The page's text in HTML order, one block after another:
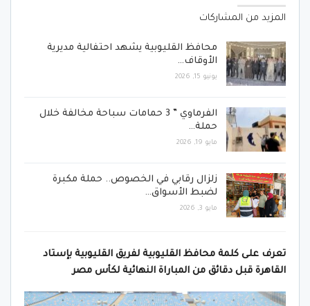
المزيد من المشاركات
محافظ القليوبية يشهد احتفالية مديرية
الأوقاف…
يونيو 15, 2026
الفرماوي ” 3 حمامات سباحة مخالفة خلال
حملة…
مايو 19, 2026
زلزال رقابي في الخصوص.. حملة مكبرة
لضبط الأسواق…
مايو 3, 2026
تعرف على كلمة محافظ القليوبية لفريق القليوبية بإستاد
القاهرة قبل دقائق من المباراة النهائية لكأس مصر